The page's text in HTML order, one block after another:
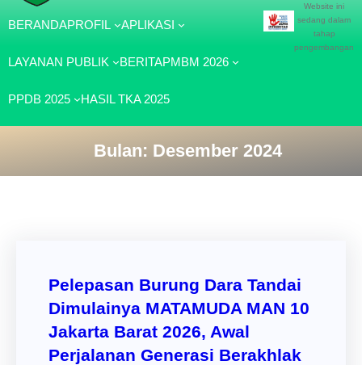
BERANDAPROFIL APLIKASI
LAYANAN PUBLIK BERITAPMBM 2026
PPDB 2025 HASIL TKA 2025
Website ini
sedang dalam
tahap
pengembangan
Bulan: Desember 2024
Pelepasan Burung Dara Tandai
Dimulainya MATAMUDA MAN 10
Jakarta Barat 2026, Awal
Perjalanan Generasi Berakhlak